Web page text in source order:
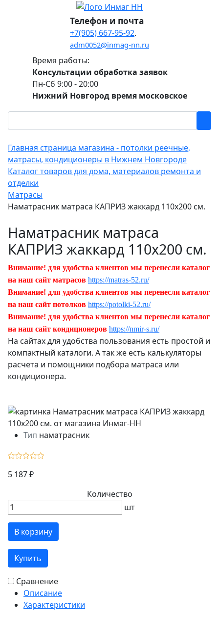
Телефон и почта
+7(905) 667-95-92.
adm0052@inmag-nn.ru
Время работы:
Консультации обработка заявок
Пн-Сб 9:00 - 20:00
Нижний Новгород время московское
Главная страница магазина - потолки реечные,
матрасы, кондиционеры в Нижнем Новгороде
Каталог товаров для дома, материалов ремонта и
отделки
Матрасы
Наматрасник матраса КАПРИЗ жаккард 110х200 см.
Наматрасник матраса
КАПРИЗ жаккард 110х200 см.
Внимание! для удобства клиентов мы перенесли каталог
на наш сайт матрасов https://matras-52.ru/
Внимание! для удобства клиентов мы перенесли каталог
на наш сайт потолков https://potolki-52.ru/
Внимание! для удобства клиентов мы перенесли каталог
на наш сайт кондиционеров https://nmir-s.ru/
На сайтах для удобства пользования есть простой и
компактный каталоги. А так же есть калькуляторы
расчета и помощники подбора матраса или
кондиционера.
Тип наматрасник
5 187 ₽
Количество
шт
В корзину
Купить
Сравнение
Описание
Характеристики